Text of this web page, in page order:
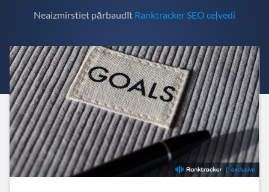
Neaizmirstiet pārbaudīt Ranktracker SEO ceļvedi